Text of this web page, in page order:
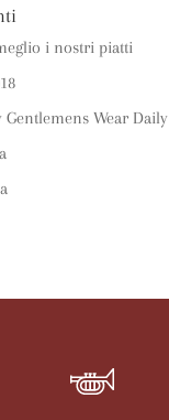
i nostri piatti
Gentlemens Wear Daily